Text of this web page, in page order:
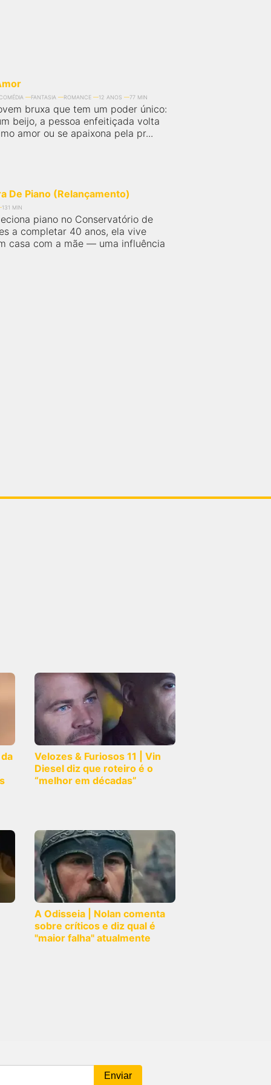
FANTASIA ROMANCE 12 ANOS 77 MIN
bruxa que tem um poder único:
beijo, a pessoa enfeitiçada volta
amor ou se apaixona pela pr...
De Piano (Relançamento)
131 MIN
piano no Conservatório de
a completar 40 anos, ela vive
casa com a mãe — uma influência
Velozes & Furiosos 11 | Vin
Diesel diz que roteiro é o
“melhor em décadas”
A Odisseia | Nolan comenta
sobre críticos e diz qual é
"maior falha" atualmente